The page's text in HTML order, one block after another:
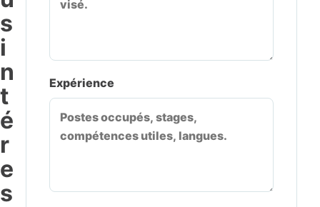
s
i
n
t
é
r
e
s
Expérience